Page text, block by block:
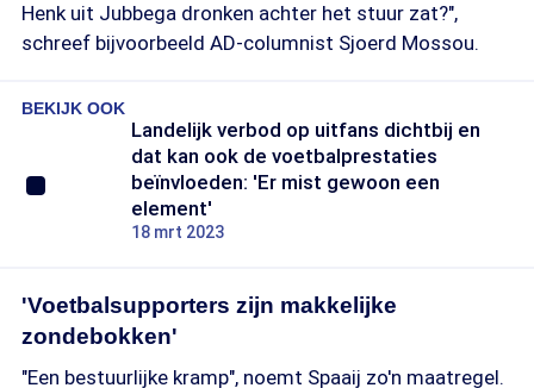
Henk uit Jubbega dronken achter het stuur zat?",
schreef bijvoorbeeld AD-columnist Sjoerd Mossou.
BEKIJK OOK
Landelijk verbod op uitfans dichtbij en
dat kan ook de voetbalprestaties
beïnvloeden: 'Er mist gewoon een
element'
18 mrt 2023
'Voetbalsupporters zijn makkelijke
zondebokken'
"Een bestuurlijke kramp", noemt Spaaij zo'n maatregel.